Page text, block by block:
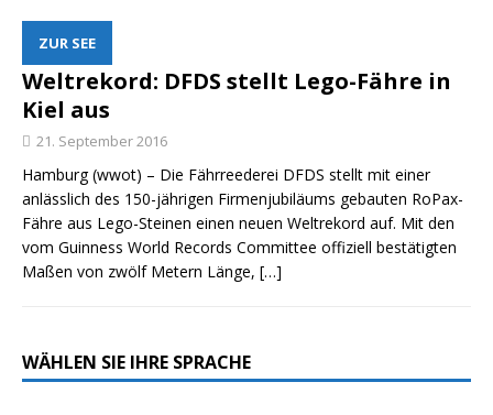
ZUR SEE
Weltrekord: DFDS stellt Lego-Fähre in
Kiel aus
21. September 2016
Hamburg (wwot) – Die Fährreederei DFDS stellt mit einer
anlässlich des 150-jährigen Firmenjubiläums gebauten RoPax-
Fähre aus Lego-Steinen einen neuen Weltrekord auf. Mit den
vom Guinness World Records Committee offiziell bestätigten
Maßen von zwölf Metern Länge, […]
WÄHLEN SIE IHRE SPRACHE